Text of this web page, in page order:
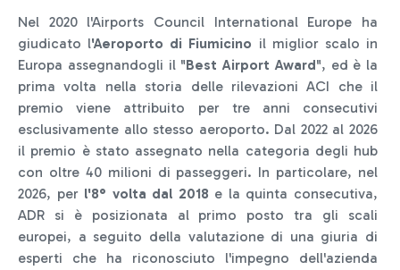
Nel 2020 l'Airports Council International Europe ha
giudicato l'Aeroporto di Fiumicino il miglior scalo in
Europa assegnandogli il "Best Airport Award", ed è la
prima volta nella storia delle rilevazioni ACI che il
premio viene attribuito per tre anni consecutivi
esclusivamente allo stesso aeroporto. Dal 2022 al 2026
il premio è stato assegnato nella categoria degli hub
con oltre 40 milioni di passeggeri. In particolare, nel
2026, perl'8° volta dal 2018 e la quinta consecutiva,
ADR si è posizionata al primo posto tra gli scali
europei, a seguito della valutazione di una giuria di
esperti che ha riconosciuto l'impegno dell'azienda